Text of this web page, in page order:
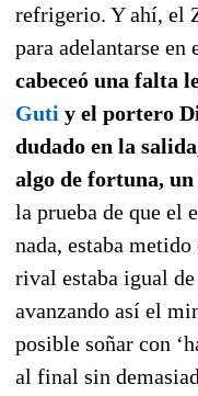
refrigerio. Y ahí, el
para adelantarse en
cabeceó una falta
Guti y el portero
dudado en la
algo de fortuna,
la prueba de que el
nada, estaba
rival estaba igual
avanzando así el
posible soñar con
al final sin